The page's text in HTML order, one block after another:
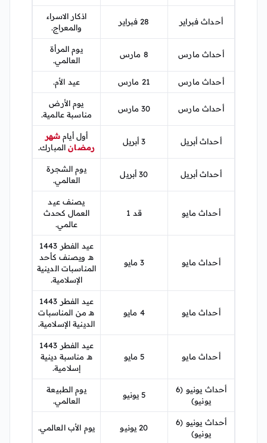
أحداث فبراير 28 فبراير
اذكار الاسراء
والمعراج.
أحداث مارس 8 مارس
يوم المرأة
العالمي.
أحداث مارس 21 مارس عيد الأم.
أحداث مارس 30 مارس
يوم الأرض
مناسبة عالمية.
أحداث أبريل 3 أبريل
أول أيامشهر
رمضانالمبارك.
أحداث أبريل 30 أبريل
يوم الشجرة
العالمي.
أحداث مايو قد 1
يصنف عيد
العمال كحدث
عالمي.
أحداث مايو 3 مايو
عيد الفطر 1443
هـ ويصنف كأحد
المناسبات الدينية
الإسلامية.
أحداث مايو 4 مايو
عيد الفطر 1443
هـ من المناسبات
الدينية الإسلامية.
أحداث مايو 5 مايو
عيد الفطر 1443
هـ مناسبة دينية
إسلامية.
أحداث يونيو (6
يونيو)
5 يونيو
يوم الطبيعة
العالمي.
أحداث يونيو (6
يونيو)
20 يونيو يوم الأب العالمي.